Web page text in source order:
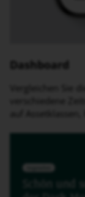
Dashboard